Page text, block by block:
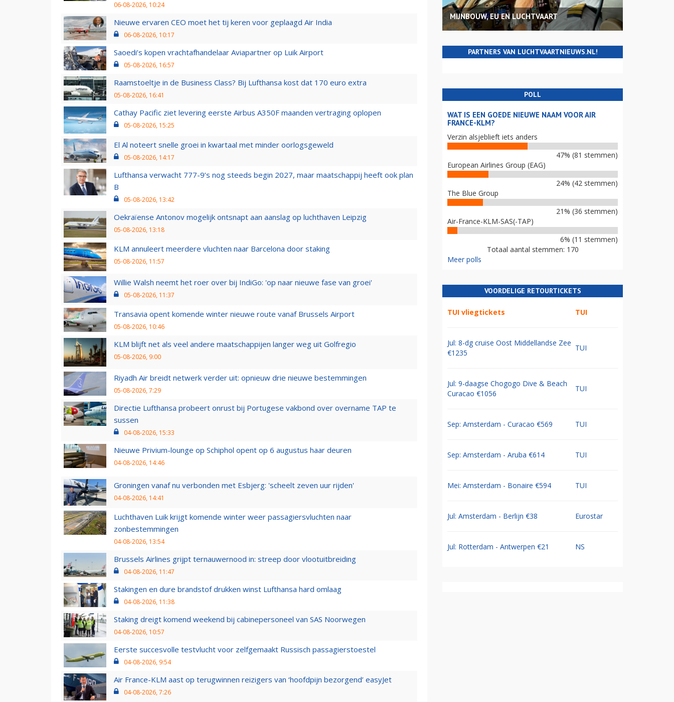
06-08-2026, 10:24
Nieuwe ervaren CEO moet het tij keren voor geplaagd Air India
06-08-2026, 10:17
Saoedi’s kopen vrachtafhandelaar Aviapartner op Luik Airport
05-08-2026, 16:57
Raamstoeltje in de Business Class? Bij Lufthansa kost dat 170 euro extra
05-08-2026, 16:41
Cathay Pacific ziet levering eerste Airbus A350F maanden vertraging oplopen
05-08-2026, 15:25
El Al noteert snelle groei in kwartaal met minder oorlogsgeweld
05-08-2026, 14:17
Lufthansa verwacht 777-9’s nog steeds begin 2027, maar maatschappij heeft ook plan
B
05-08-2026, 13:42
Oekraïense Antonov mogelijk ontsnapt aan aanslag op luchthaven Leipzig
05-08-2026, 13:18
KLM annuleert meerdere vluchten naar Barcelona door staking
05-08-2026, 11:57
Willie Walsh neemt het roer over bij IndiGo: 'op naar nieuwe fase van groei'
05-08-2026, 11:37
Transavia opent komende winter nieuwe route vanaf Brussels Airport
05-08-2026, 10:46
KLM blijft net als veel andere maatschappijen langer weg uit Golfregio
05-08-2026, 9:00
Riyadh Air breidt netwerk verder uit: opnieuw drie nieuwe bestemmingen
05-08-2026, 7:29
Directie Lufthansa probeert onrust bij Portugese vakbond over overname TAP te
sussen
04-08-2026, 15:33
Nieuwe Privium-lounge op Schiphol opent op 6 augustus haar deuren
04-08-2026, 14:46
Groningen vanaf nu verbonden met Esbjerg: 'scheelt zeven uur rijden'
04-08-2026, 14:41
Luchthaven Luik krijgt komende winter weer passagiersvluchten naar
zonbestemmingen
04-08-2026, 13:54
Brussels Airlines grijpt ternauwernood in: streep door vlootuitbreiding
04-08-2026, 11:47
Stakingen en dure brandstof drukken winst Lufthansa hard omlaag
04-08-2026, 11:38
Staking dreigt komend weekend bij cabinepersoneel van SAS Noorwegen
04-08-2026, 10:57
Eerste succesvolle testvlucht voor zelfgemaakt Russisch passagierstoestel
04-08-2026, 9:54
Air France-KLM aast op terugwinnen reizigers van ‘hoofdpijn bezorgend’ easyJet
04-08-2026, 7:26
MIJNBOUW, EU EN LUCHTVAART
PARTNERS VAN LUCHTVAARTNIEUWS.NL!
POLL
WAT IS EEN GOEDE NIEUWE NAAM VOOR AIR
FRANCE-KLM?
Verzin alsjeblieft iets anders
47% (81 stemmen)
European Airlines Group (EAG)
24% (42 stemmen)
The Blue Group
21% (36 stemmen)
Air-France-KLM-SAS(-TAP)
6% (11 stemmen)
Totaal aantal stemmen: 170
Meer polls
VOORDELIGE RETOURTICKETS
TUI vliegtickets TUI
Jul: 8-dg cruise Oost Middellandse Zee
€1235
TUI
Jul: 9-daagse Chogogo Dive & Beach
Curacao €1056
TUI
Sep: Amsterdam - Curacao €569 TUI
Sep: Amsterdam - Aruba €614 TUI
Mei: Amsterdam - Bonaire €594 TUI
Jul: Amsterdam - Berlijn €38 Eurostar
Jul: Rotterdam - Antwerpen €21 NS